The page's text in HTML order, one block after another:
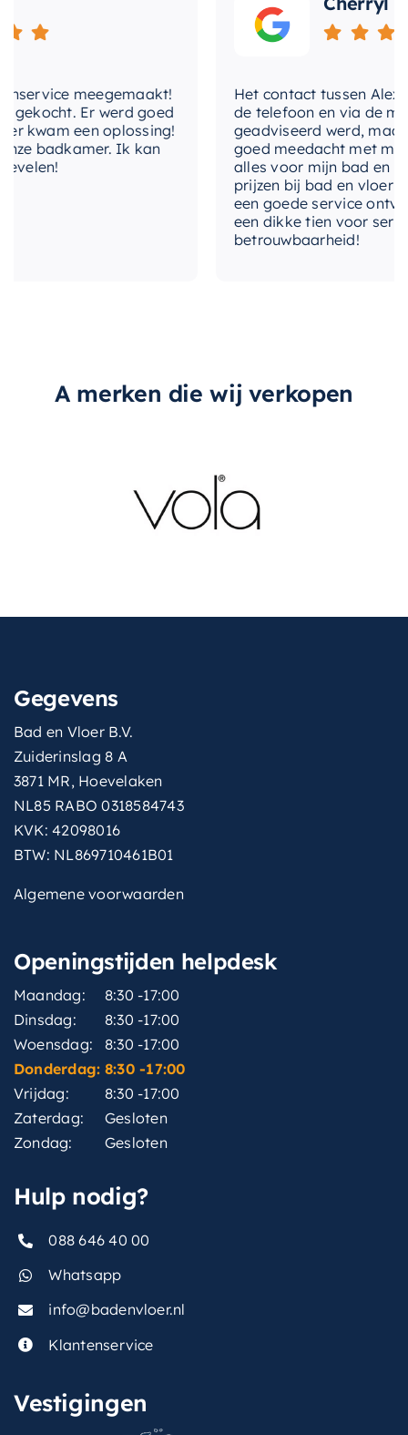
compleet met deze stijlvolle en functionele nis.
meegemaakt!
Er werd goed
een oplossing!
badkamer. Ik kan
Het contact tussen Alex
de telefoon en via de
geadviseerd werd, maar
goed meedacht met mij.
alles voor mijn bad en
prijzen bij bad en vloer
een goede service
een dikke tien voor
betrouwbaarheid!
A merken die wij verkopen
Gegevens
Bad en Vloer B.V.
Zuiderinslag 8 A
3871 MR, Hoevelaken
NL85 RABO 0318584743
KVK: 42098016
BTW: NL869710461B01
Algemene voorwaarden
Openingstijden helpdesk
Maandag:
8:30 -17:00
Dinsdag:
8:30 -17:00
Woensdag:
8:30 -17:00
Donderdag: 8:30 -17:00
Vrijdag:
8:30 -17:00
Zaterdag:
Gesloten
Zondag:
Gesloten
Hulp nodig?
088 646 40 00
Whatsapp
info@badenvloer.nl
Klantenservice
Vestigingen